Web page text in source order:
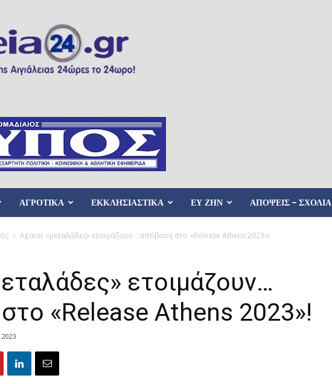
ΑΓΡΟΤΙΚΑ ΕΚΚΛΗΣΙΑΣΤΙΚΑ ΕΥ ΖΗΝ ΑΠΟΨΕΙΣ – ΣΧΟΛΙΑ
Αχαιοί «μεταλάδες» ετοιμάζουν… απόβαση στο «Release Athens 2023»!
ετοιμάζουν…
«Release Athens 2023»!
2023